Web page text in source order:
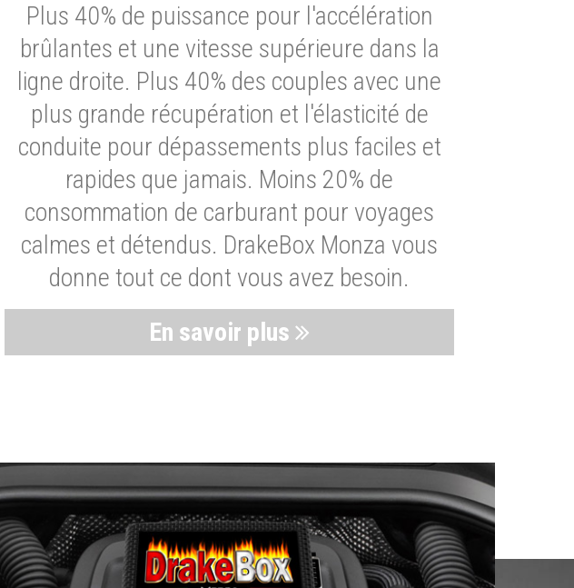
Plus 40% de puissance pour l'accélération
brûlantes et une vitesse supérieure dans la
ligne droite. Plus 40% des couples avec une
plus grande récupération et l'élasticité de
conduite pour dépassements plus faciles et
rapides que jamais. Moins 20% de
consommation de carburant pour voyages
calmes et détendus. DrakeBox Monza vous
donne tout ce dont vous avez besoin.
En savoir plus